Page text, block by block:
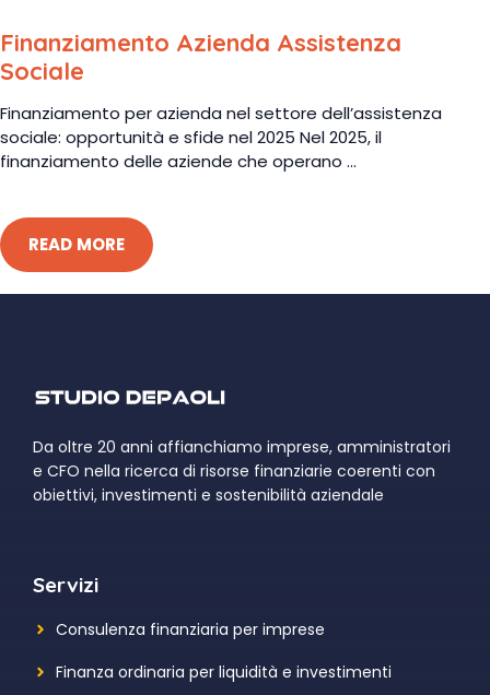
Finanziamento Azienda Assistenza
Sociale
Finanziamento per azienda nel settore dell’assistenza
sociale: opportunità e sfide nel 2025 Nel 2025, il
finanziamento delle aziende che operano ...
READ MORE
Da oltre 20 anni affianchiamo imprese, amministratori
e CFO nella ricerca di risorse finanziarie coerenti con
obiettivi, investimenti e sostenibilità aziendale
Servizi
Consulenza finanziaria per imprese
Finanza ordinaria per liquidità e investimenti